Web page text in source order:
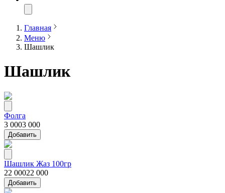
Главная
Меню
Шашлик
Шашлик
Фолга
3 0003 000
Добавить
Шашлик Жаз 100гр
22 00022 000
Добавить